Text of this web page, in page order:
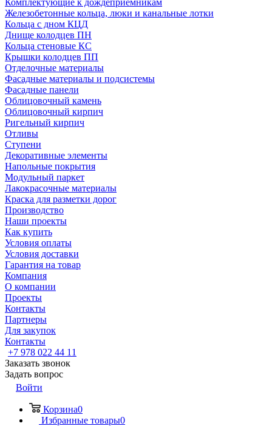
Комплектующие к дождеприемникам
Железобетонные кольца, люки и канальные лотки
Кольца с дном КЦД
Днище колодцев ПН
Кольца стеновые КС
Крышки колодцев ПП
Отделочные материалы
Фасадные материалы и подсистемы
Фасадные панели
Облицовочный камень
Облицовочный кирпич
Ригельный кирпич
Отливы
Ступени
Декоративные элементы
Напольные покрытия
Модульный паркет
Лакокрасочные материалы
Краска для разметки дорог
Производство
Наши проекты
Как купить
Условия оплаты
Условия доставки
Гарантия на товар
Компания
О компании
Проекты
Контакты
Партнеры
Для закупок
Контакты
+7 978 022 44 11
Заказать звонок
Задать вопрос
Войти
Корзина0
Избранные товары0